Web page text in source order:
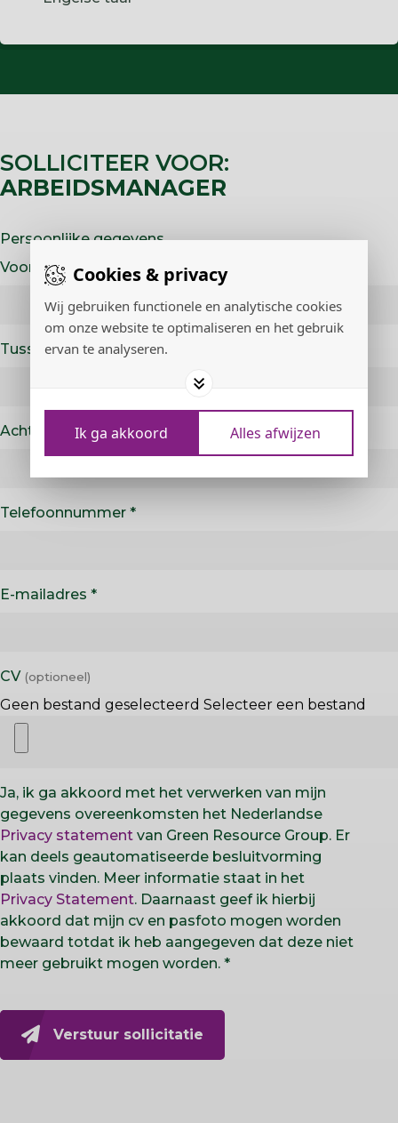
Cookies & privacy
Wij gebruiken functionele en analytische cookies
om onze website te optimaliseren en het gebruik
ervan te analyseren.
Ik ga akkoord Alles afwijzen
SOLLICITEER VOOR:
ARBEIDSMANAGER
Persoonlijke gegevens
Voornaam
Tussenvoegsel
Achternaam
Telefoonnummer
E-mailadres
CV
Geen bestand geselecteerd Selecteer een bestand
Ja, ik ga akkoord met het verwerken van mijn
gegevens overeenkomsten het Nederlandse
Privacy statement van Green Resource Group. Er
kan deels geautomatiseerde besluitvorming
plaats vinden. Meer informatie staat in het
Privacy Statement. Daarnaast geef ik hierbij
akkoord dat mijn cv en pasfoto mogen worden
bewaard totdat ik heb aangegeven dat deze niet
meer gebruikt mogen worden.
Verstuur sollicitatie